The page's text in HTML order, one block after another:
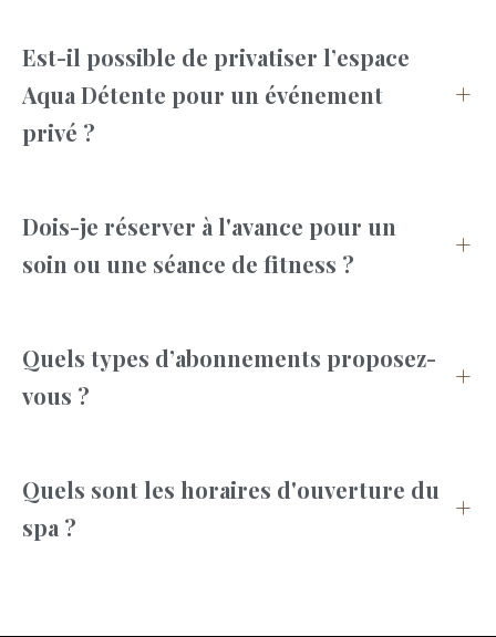
Est-il possible de privatiser l’espace
Aqua Détente pour un événement
privé ?
Dois-je réserver à l'avance pour un
soin ou une séance de fitness ?
Quels types d’abonnements proposez-
vous ?
Quels sont les horaires d'ouverture du
spa ?